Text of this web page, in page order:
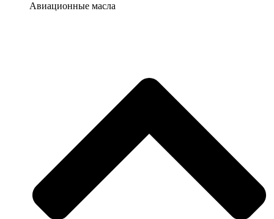
Авиационные масла